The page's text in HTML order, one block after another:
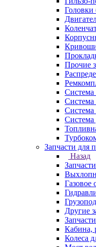
Головки
Прочие
Система
Система
Система
Система
Запчасти для
Назад
Газовое
Другие
Кабина,
Колеса